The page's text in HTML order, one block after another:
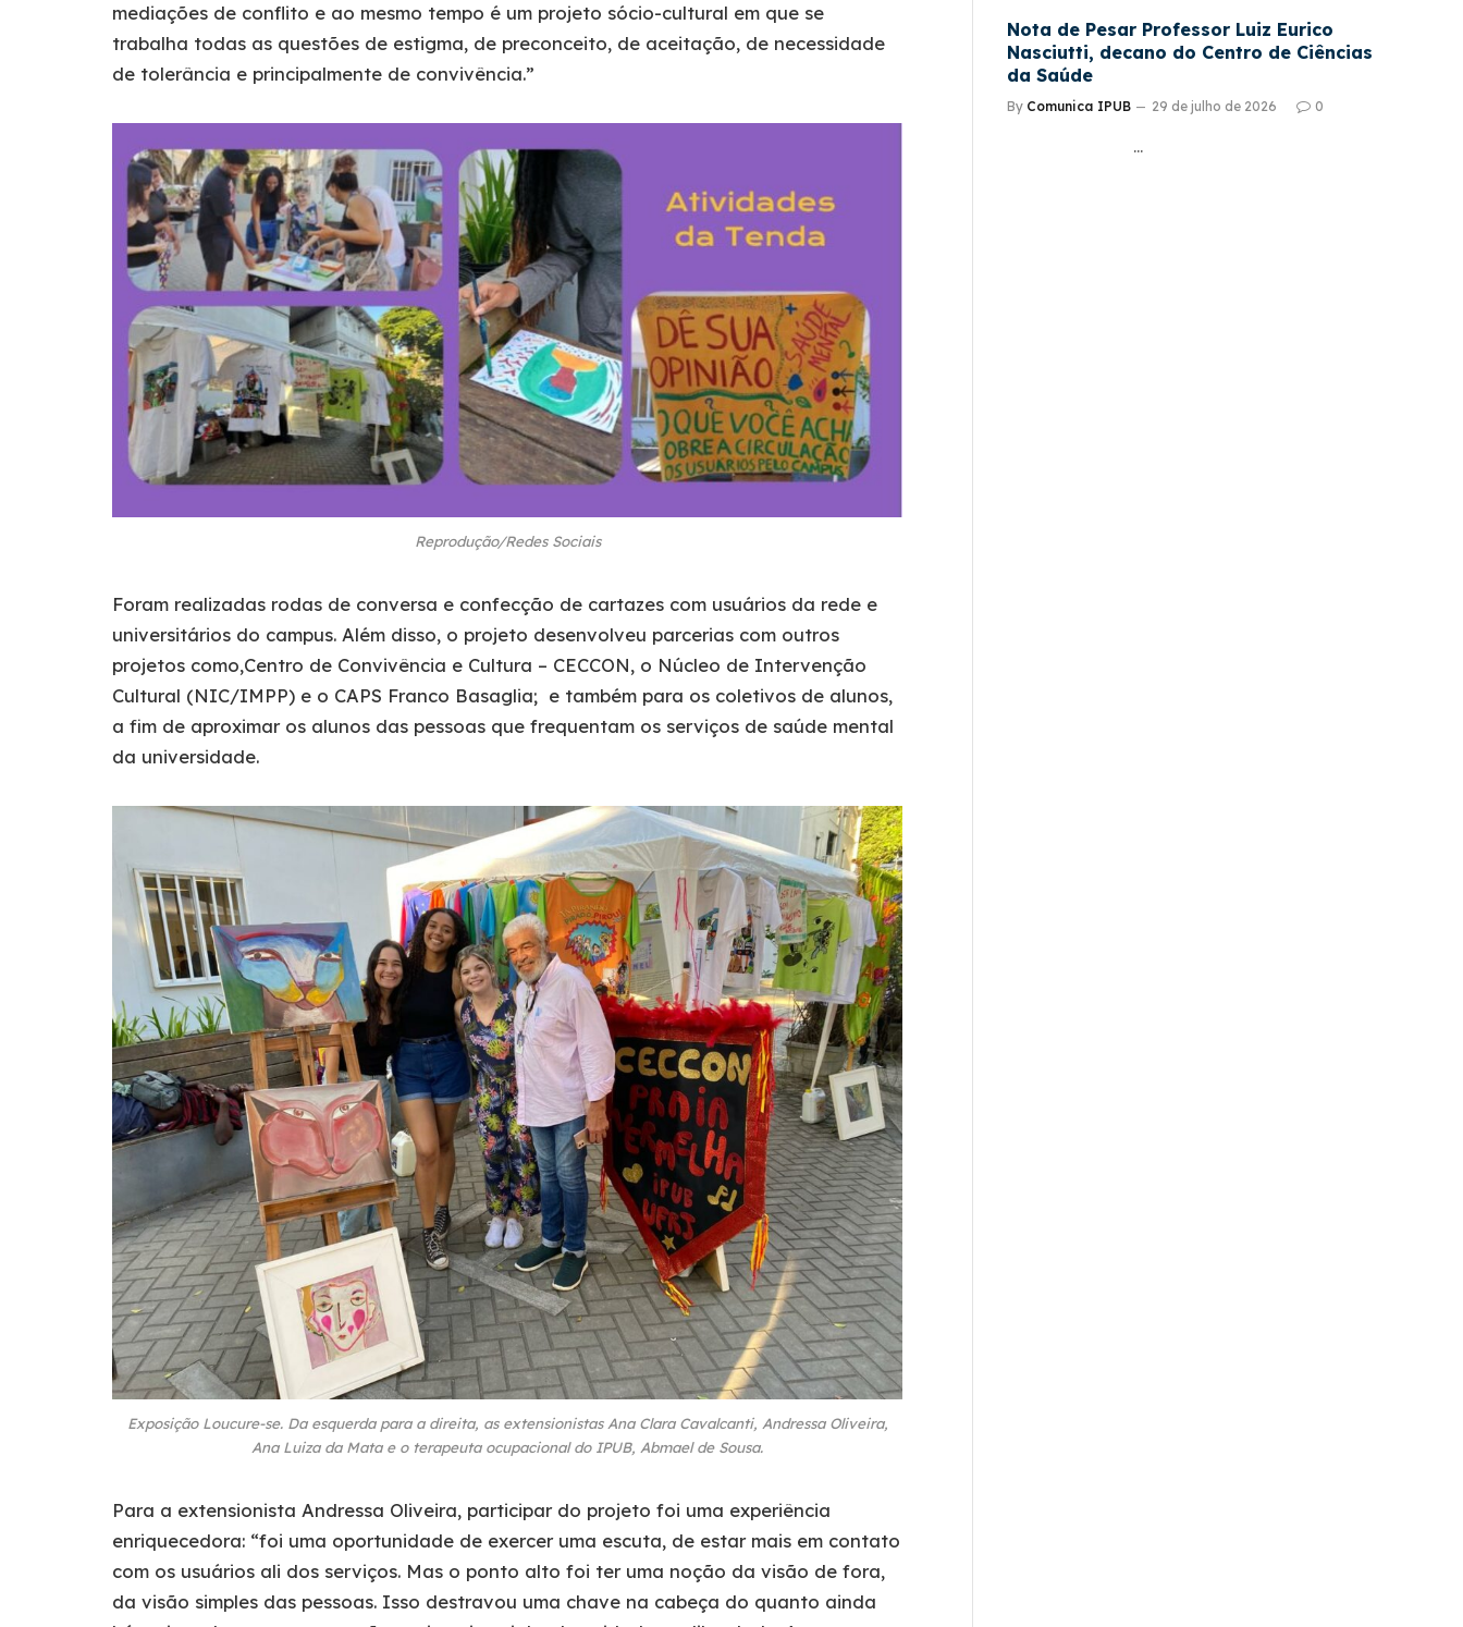
mediações de conflito e ao mesmo tempo é um projeto sócio-cultural em que se
trabalha todas as questões de estigma, de preconceito, de aceitação, de necessidade
de tolerância e principalmente de convivência.”
Reprodução/Redes Sociais
Foram realizadas rodas de conversa e confecção de cartazes com usuários da rede e
universitários do campus. Além disso, o projeto desenvolveu parcerias com outros
projetos como,Centro de Convivência e Cultura – CECCON, o Núcleo de Intervenção
Cultural (NIC/IMPP) e o CAPS Franco Basaglia; e também para os coletivos de alunos,
a fim de aproximar os alunos das pessoas que frequentam os serviços de saúde mental
da universidade.
Exposição Loucure-se. Da esquerda para a direita, as extensionistas Ana Clara Cavalcanti, Andressa Oliveira,
Ana Luiza da Mata e o terapeuta ocupacional do IPUB, Abmael de Sousa.
Para a extensionista Andressa Oliveira, participar do projeto foi uma experiência
enriquecedora: “foi uma oportunidade de exercer uma escuta, de estar mais em contato
com os usuários ali dos serviços. Mas o ponto alto foi ter uma noção da visão de fora,
da visão simples das pessoas. Isso destravou uma chave na cabeça do quanto ainda
Nota de Pesar Professor Luiz Eurico
Nasciutti, decano do Centro de Ciências
da Saúde
By Comunica IPUB 29 de julho de 2026 0
…